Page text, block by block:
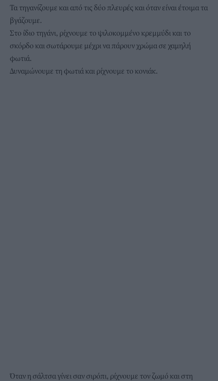
Τα τηγανίζουμε και από τις δύο πλευρές και όταν είναι έτοιμα τα
βγάζουμε.
Στο ίδιο τηγάνι, ρίχνουμε το ψιλοκομμένο κρεμμύδι και το
σκόρδο και σωτάρουμε μέχρι να πάρουν χρώμα σε χαμηλή
φωτιά.
Δυναμώνουμε τη φωτιά και ρίχνουμε το κονιάκ.
Όταν η σάλτσα γίνει σαν σιρόπι, ρίχνουμε τον ζωμό και στη